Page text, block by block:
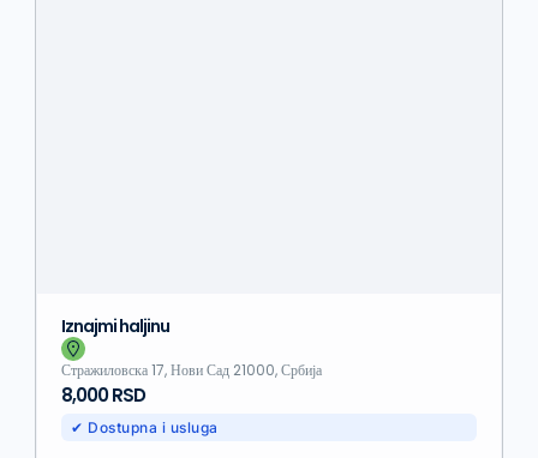
Iznajmi haljinu
Стражиловска 17, Нови Сад 21000, Србија
8,000 RSD
✔ Dostupna i usluga